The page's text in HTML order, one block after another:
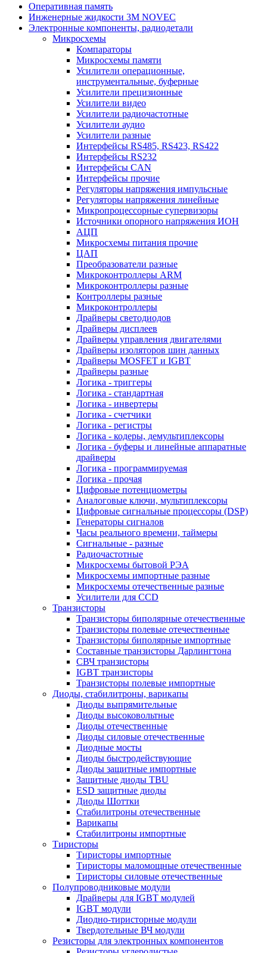
Оперативная память
Инженерные жидкости 3M NOVEC
Электронные компоненты, радиодетали
Микросхемы
Компараторы
Микросхемы памяти
Усилители операционные,
инструментальные, буферные
Усилители прецизионные
Усилители видео
Усилители радиочастотные
Усилители аудио
Усилители разные
Интерфейсы RS485, RS423, RS422
Интерфейсы RS232
Интерфейсы CAN
Интерфейсы прочие
Регуляторы напряжения импульсные
Регуляторы напряжения линейные
Микропроцессорные супервизоры
Источники опорного напряжения ИОН
АЦП
Микросхемы питания прочие
ЦАП
Преобразователи разные
Микроконтроллеры ARM
Микроконтроллеры разные
Контроллеры разные
Микроконтроллеры
Драйверы светодиодов
Драйверы дисплеев
Драйверы управления двигателями
Драйверы изоляторов шин данных
Драйверы MOSFET и IGBT
Драйверы разные
Логика - триггеры
Логика - стандартная
Логика - инвертеры
Логика - счетчики
Логика - регистры
Логика - кодеры, демультиплексоры
Логика - буферы и линейные аппаратные
драйверы
Логика - программируемая
Логика - прочая
Цифровые потенциометры
Аналоговые ключи, мультиплексоры
Цифровые сигнальные процессоры (DSP)
Генераторы сигналов
Часы реального времени, таймеры
Сигнальные - разные
Радиочастотные
Микросхемы бытовой РЭА
Микросхемы импортные разные
Микросхемы отечественные разные
Усилители для CCD
Транзисторы
Транзисторы биполярные отечественные
Транзисторы полевые отечественные
Транзисторы биполярные импортные
Составные транзисторы Дарлингтона
СВЧ транзисторы
IGBT транзисторы
Транзисторы полевые импортные
Диоды, стабилитроны, варикапы
Диоды выпрямительные
Диоды высоковольтные
Диоды отечественные
Диоды силовые отечественные
Диодные мосты
Диоды быстродействующие
Диоды защитные импортные
Защитные диоды TBU
ESD защитные диоды
Диоды Шоттки
Стабилитроны отечественные
Варикапы
Стабилитроны импортные
Тиристоры
Тиристоры импортные
Тиристоры маломощные отечественные
Тиристоры силовые отечественные
Полупроводниковые модули
Драйверы для IGBT модулей
IGBT модули
Диодно-тиристорные модули
Твердотельные ВЧ модули
Резисторы для электронных компонентов